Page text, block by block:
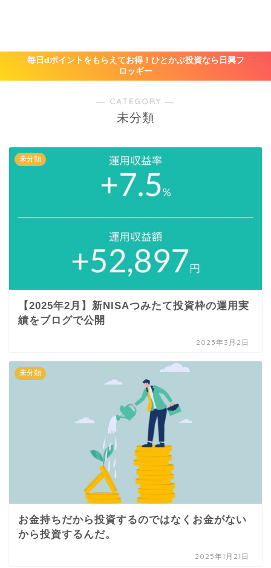
毎日dポイントをもらえてお得！ひとかぶ投資なら日興フ
ロッギー
― CATEGORY ―
未分類
未分類
【2025年2月】新NISAつみたて投資枠の運用実
績をブログで公開
2025年3月2日
未分類
お金持ちだから投資するのではなくお金がない
から投資するんだ。
2025年1月21日